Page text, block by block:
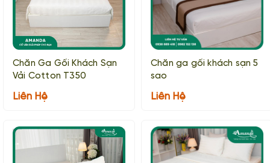
Chăn Ga Gối Khách Sạn
Vải Cotton T350
Liên Hệ
Chăn ga gối khách sạn 5
sao
Liên Hệ